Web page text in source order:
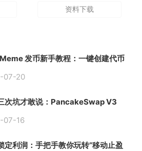
资料下载
发币新手教程：一键创建代币
07-20
次坑才敢说：PancakeSwap V3
07-16
定利润：手把手教你玩转“移动止盈